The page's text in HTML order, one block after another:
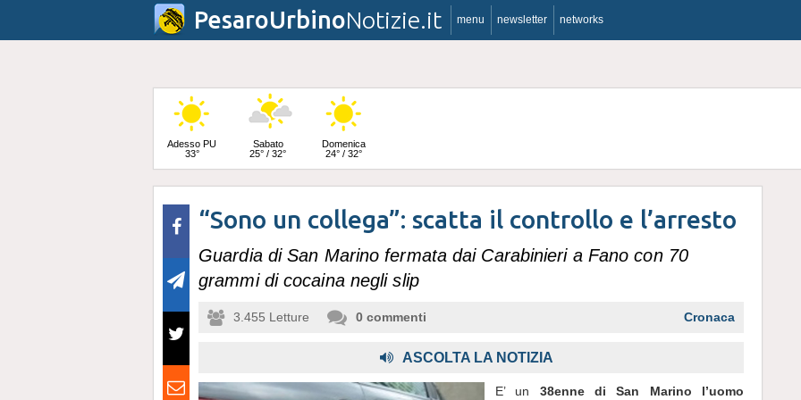
PesaroUrbinoNotizie.it menu newsletter networks
Adesso PU
33°
Sabato
25° / 32°
Domenica
24° / 32°
Lunedì
23° / 33°
“Sono un collega”: scatta il controllo e l’arresto
Guardia di San Marino fermata dai Carabinieri a Fano con 70
grammi di cocaina negli slip
3.455 Letture 0 commenti Cronaca
ASCOLTA LA NOTIZIA
E’ un 38enne di San Marino l’uomo